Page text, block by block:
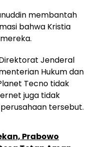
membantah
bahwa Kristia
Jenderal
Hukum dan
Tecno tidak
juga tidak
tersebut.
Prabowo